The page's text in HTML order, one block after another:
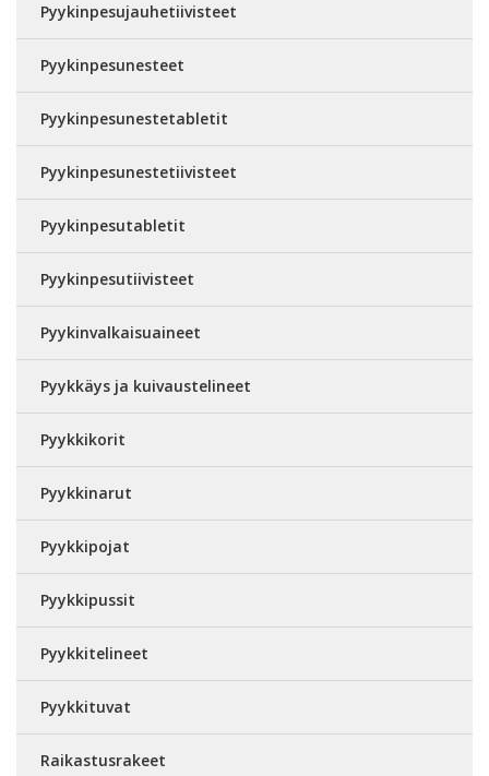
Pyykinpesujauhetiivisteet
Pyykinpesunesteet
Pyykinpesunestetabletit
Pyykinpesunestetiivisteet
Pyykinpesutabletit
Pyykinpesutiivisteet
Pyykinvalkaisuaineet
Pyykkäys ja kuivaustelineet
Pyykkikorit
Pyykkinarut
Pyykkipojat
Pyykkipussit
Pyykkitelineet
Pyykkituvat
Raikastusrakeet